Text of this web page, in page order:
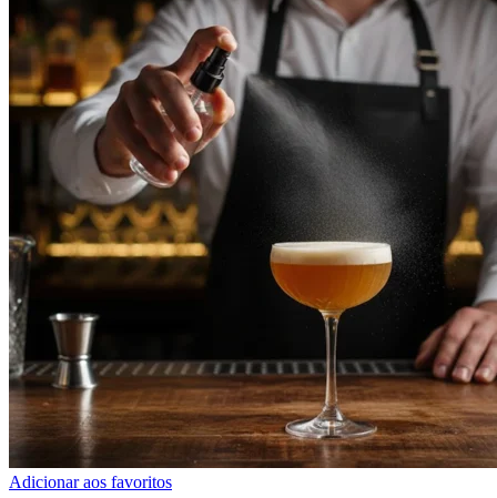
Adicionar aos favoritos